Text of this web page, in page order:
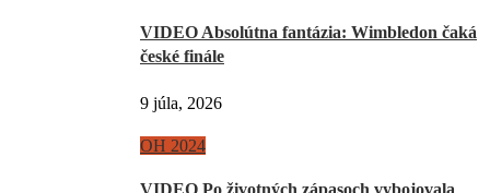
VIDEO Absolútna fantázia: Wimbledon čaká
české finále
9 júla, 2026
OH 2024
VIDEO Po životných zápasoch vybojovala